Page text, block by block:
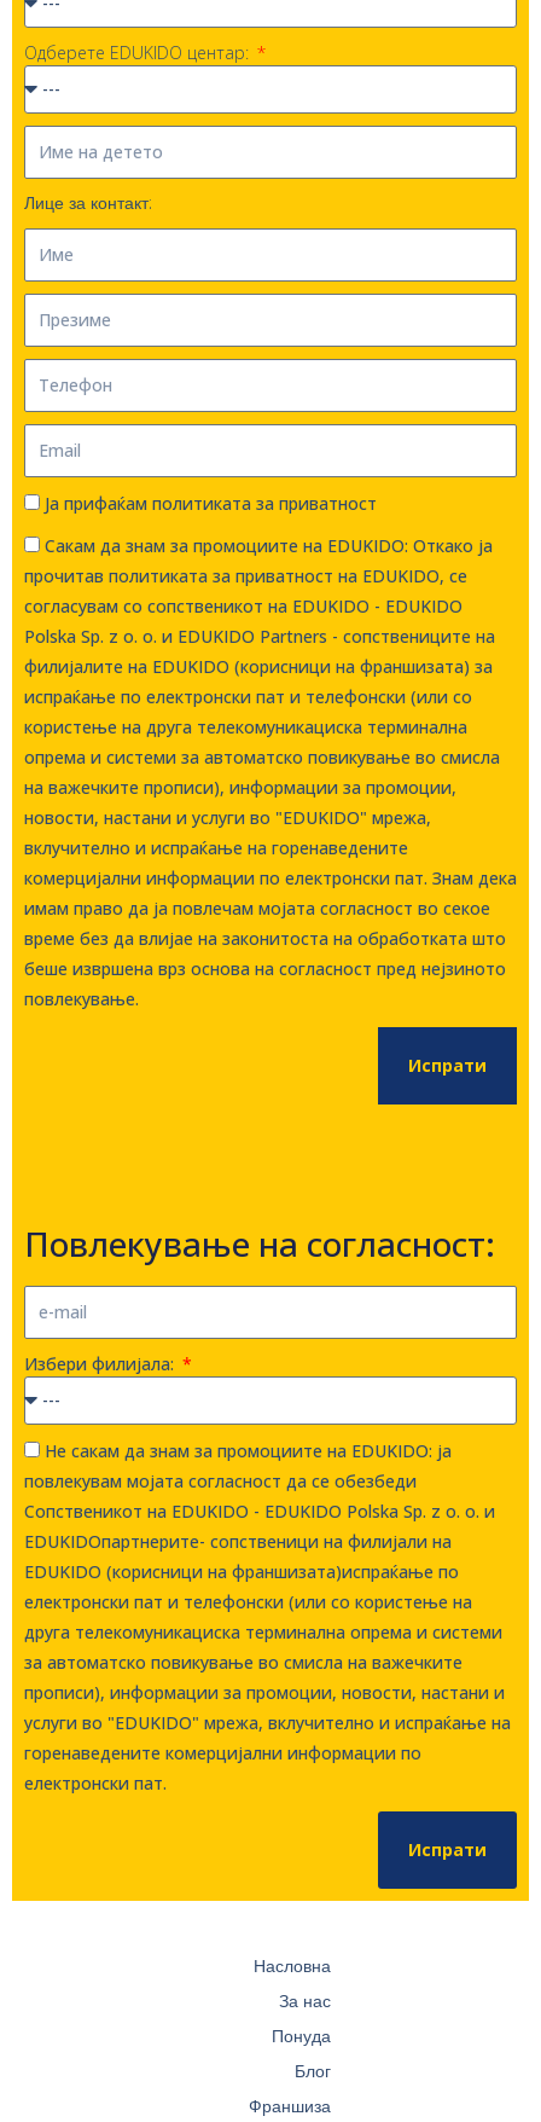
Одберете EDUKIDO центар:
Лице за контакт:
Ја прифаќам политиката за приватност
Сакам да знам за промоциите на EDUKIDO: Откако ја
прочитав политиката за приватност на EDUKIDO, се
согласувам со сопственикот на EDUKIDO - EDUKIDO
Polska Sp. z o. о. и EDUKIDO Partners - сопствениците на
филијалите на EDUKIDO (корисници на франшизата) за
испраќање по електронски пат и телефонски (или со
користење на друга телекомуникациска терминална
опрема и системи за автоматско повикување во смисла
на важечките прописи), информации за промоции,
новости, настани и услуги во "EDUKIDO" мрежа,
вклучително и испраќање на горенаведените
комерцијални информации по електронски пат. Знам дека
имам право да ја повлечам мојата согласност во секое
време без да влијае на законитоста на обработката што
беше извршена врз основа на согласност пред нејзиното
повлекување.
Испрати
Повлекување на согласност:
Избери филијала:
Не сакам да знам за промоциите на EDUKIDO: ја
повлекувам мојата согласност да се обезбеди
Сопственикот на EDUKIDO - EDUKIDO Polska Sp. z o. о. и
EDUKIDOпартнерите- сопственици на филијали на
EDUKIDO (корисници на франшизата)испраќање по
електронски пат и телефонски (или со користење на
друга телекомуникациска терминална опрема и системи
за автоматско повикување во смисла на важечките
прописи), информации за промоции, новости, настани и
услуги во "EDUKIDO" мрежа, вклучително и испраќање на
горенаведените комерцијални информации по
електронски пат.
Испрати
Насловна
За нас
Понуда
Блог
Франшиза